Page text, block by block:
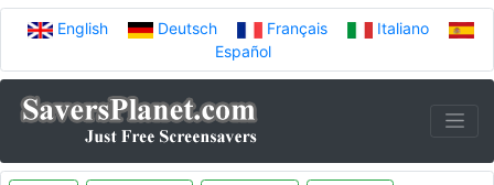
English Deutsch Français
Italiano
Español